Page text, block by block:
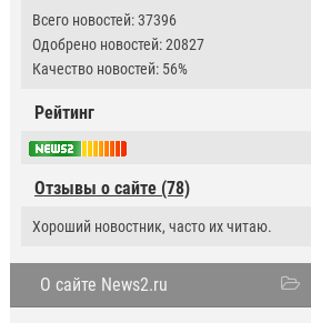
Всего новостей: 37396
Одобрено новостей: 20827
Качество новостей: 56%
Рейтинг
Отзывы о сайте (78)
Хороший новостник, часто их читаю.
О сайте News2.ru